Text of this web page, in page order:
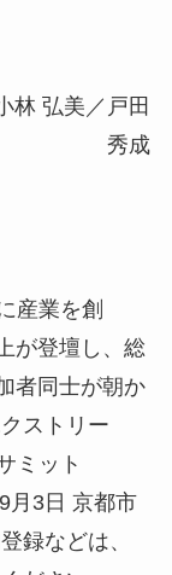
林 弘美／戸田
秀成
産業を創
が登壇し、総
者同士が朝か
ストリー
ミット
月3日 京都市
録などは、